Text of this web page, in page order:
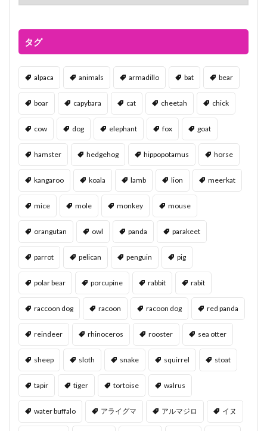
タグ
alpaca animals armadillo bat bear
boar capybara cat cheetah chick
cow dog elephant fox goat
hamster hedgehog hippopotamus horse
kangaroo koala lamb lion meerkat
mice mole monkey mouse
orangutan owl panda parakeet
parrot pelican penguin pig
polar bear porcupine rabbit rabit
raccoon dog racoon racoon dog red panda
reindeer rhinoceros rooster sea otter
sheep sloth snake squirrel stoat
tapir tiger tortoise walrus
water buffalo アライグマ アルマジロ イヌ